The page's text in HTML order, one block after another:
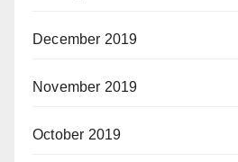
December 2019
November 2019
October 2019